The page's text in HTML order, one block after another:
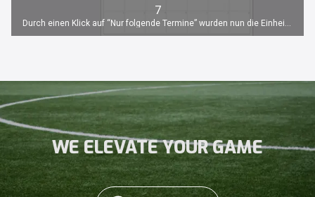
7
Durch einen Klick auf “Nur folgende Termine” wurden nun die Einheiten von Donnerstag auf Freitag für alle folgenden Termine übernommen.
WE ELEVATE YOUR GAME